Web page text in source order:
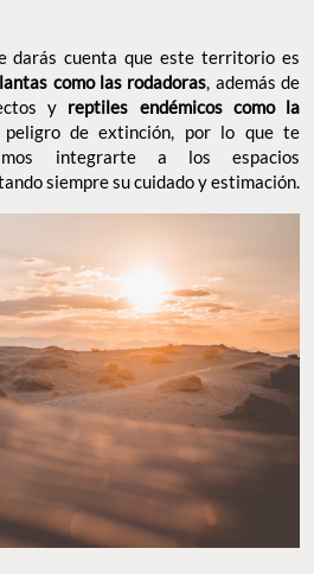
darás cuenta que este territorio es
como las rodadoras, además de
y reptiles endémicos como la
de extinción, por lo que te
integrarte a los espacios
siempre su cuidado y estimación.